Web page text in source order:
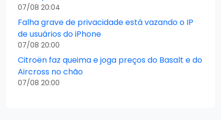
07/08 20:04
Falha grave de privacidade está vazando o IP
de usuários do iPhone
07/08 20:00
Citroën faz queima e joga preços do Basalt e do
Aircross no chão
07/08 20:00